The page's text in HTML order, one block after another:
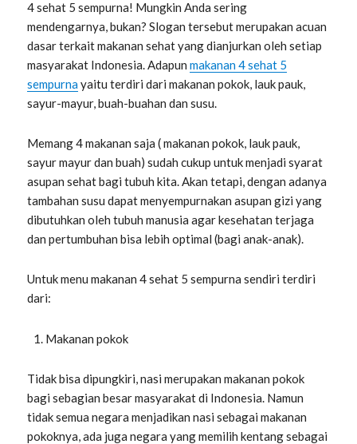
4 sehat 5 sempurna! Mungkin Anda sering
mendengarnya, bukan? Slogan tersebut merupakan acuan
dasar terkait makanan sehat yang dianjurkan oleh setiap
masyarakat Indonesia. Adapunmakanan 4 sehat 5
sempurnayaitu terdiri dari makanan pokok, lauk pauk,
sayur-mayur, buah-buahan dan susu.
Memang 4 makanan saja ( makanan pokok, lauk pauk,
sayur mayur dan buah) sudah cukup untuk menjadi syarat
asupan sehat bagi tubuh kita. Akan tetapi, dengan adanya
tambahan susu dapat menyempurnakan asupan gizi yang
dibutuhkan oleh tubuh manusia agar kesehatan terjaga
dan pertumbuhan bisa lebih optimal (bagi anak-anak).
Untuk menu makanan 4 sehat 5 sempurna sendiri terdiri
dari:
Makanan pokok
Tidak bisa dipungkiri, nasi merupakan makanan pokok
bagi sebagian besar masyarakat di Indonesia. Namun
tidak semua negara menjadikan nasi sebagai makanan
pokoknya, ada juga negara yang memilih kentang sebagai